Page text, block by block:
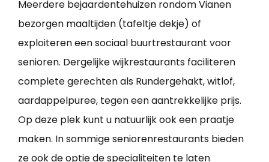
Meerdere bejaardentehuizen rondom Vianen
bezorgen maaltijden (tafeltje dekje) of
exploiteren een sociaal buurtrestaurant voor
senioren. Dergelijke wijkrestaurants faciliteren
complete gerechten als Rundergehakt, witlof,
aardappelpuree, tegen een aantrekkelijke prijs.
Op deze plek kunt u natuurlijk ook een praatje
maken. In sommige seniorenrestaurants bieden
ze ook de optie de specialiteiten te laten